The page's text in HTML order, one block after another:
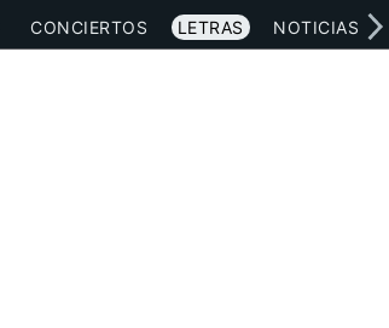
CONCIERTOS LETRAS NOTICIAS